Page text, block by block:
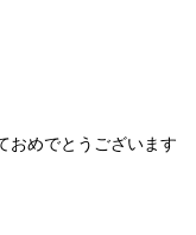
おめでとうございます！